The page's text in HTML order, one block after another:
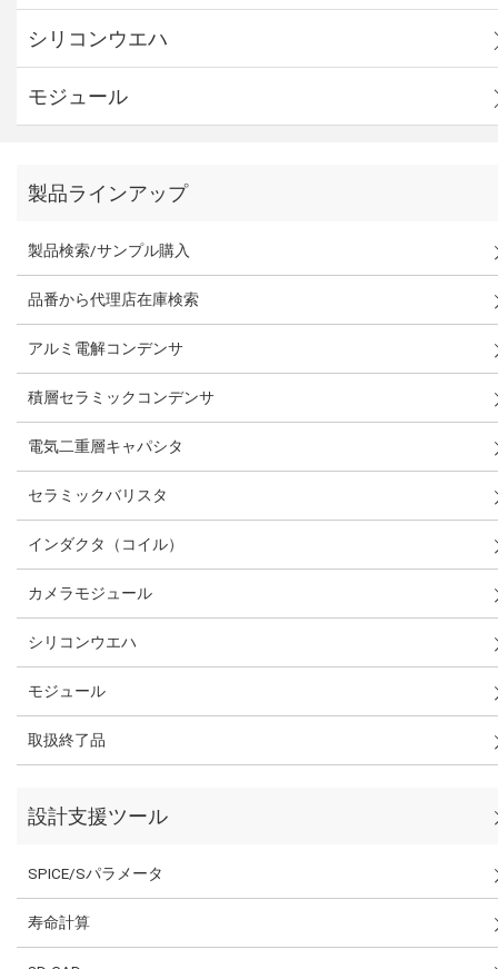
シリコンウエハ
モジュール
製品ラインアップ
製品検索/サンプル購入
品番から代理店在庫検索
アルミ電解コンデンサ
積層セラミックコンデンサ
電気二重層キャパシタ
セラミックバリスタ
インダクタ（コイル）
カメラモジュール
シリコンウエハ
モジュール
取扱終了品
設計支援ツール
SPICE/Sパラメータ
寿命計算